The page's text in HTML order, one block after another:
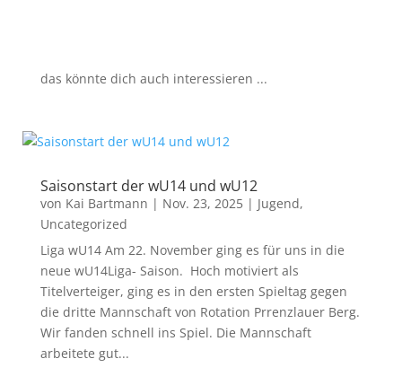
das könnte dich auch interessieren ...
Saisonstart der wU14 und wU12
von Kai Bartmann | Nov. 23, 2025| Jugend,
Uncategorized
Liga wU14 Am 22. November ging es für uns in die
neue wU14Liga- Saison. Hoch motiviert als
Titelverteiger, ging es in den ersten Spieltag gegen
die dritte Mannschaft von Rotation Prrenzlauer Berg.
Wir fanden schnell ins Spiel. Die Mannschaft
arbeitete gut...